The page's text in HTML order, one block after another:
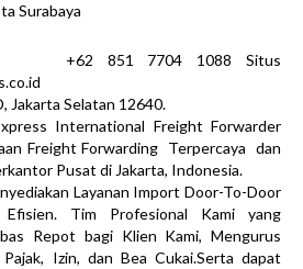
Surabaya
7704 1088 Situs
Jakarta Selatan 12640.
International Freight Forwarder
Freight Forwarding Terpercaya dan
Pusat di Jakarta, Indonesia.
Layanan Import Door-To-Door
Tim Profesional Kami yang
Repot bagi Klien Kami, Mengurus
Izin, dan Bea Cukai.Serta dapat